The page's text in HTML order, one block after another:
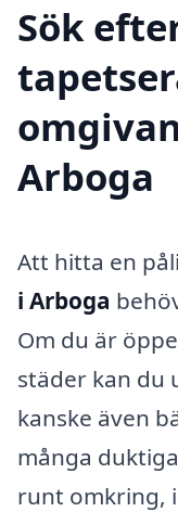
Sök
Arboga
Att hitta en
i Arboga
Om du är
städer kan du
kanske även
många
runt omkring,